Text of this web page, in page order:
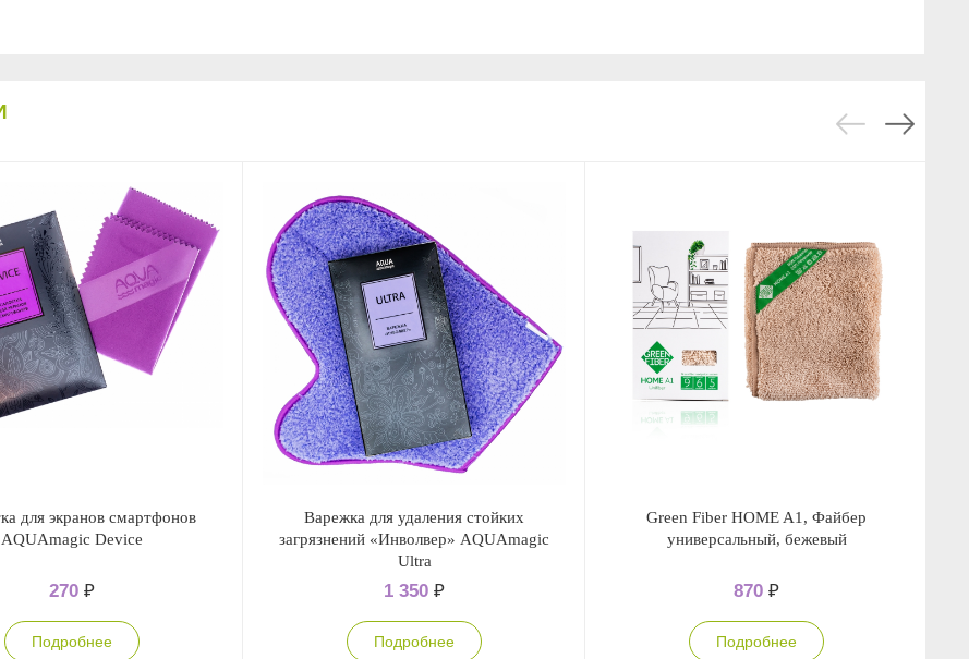
для экранов смартфонов
AQUAmagic Device
270 ₽
Подробнее
Варежка для удаления стойких
загрязнений «Инволвер» AQUAmagic
Ultra
1 350 ₽
Подробнее
Green Fiber HOME A1, Файбер
универсальный, бежевый
870 ₽
Подробнее